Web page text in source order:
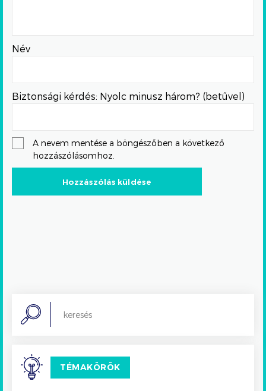
Név
Biztonsági kérdés: Nyolc minusz három? (betűvel)
A nevem mentése a böngészőben a következő
hozzászólásomhoz.
Search
TÉMAKÖRÖK